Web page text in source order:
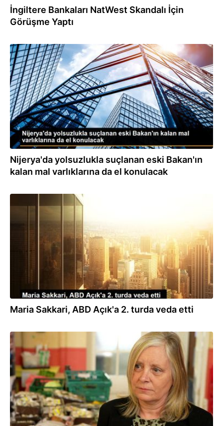
İngiltere Bankaları NatWest Skandalı İçin
Görüşme Yaptı
25.10.2022
Nijerya'da yolsuzlukla suçlanan eski Bakan'ın
kalan mal varlıklarına da el konulacak
01.09.2022
Maria Sakkari, ABD Açık'a 2. turda veda etti
31.03.2022